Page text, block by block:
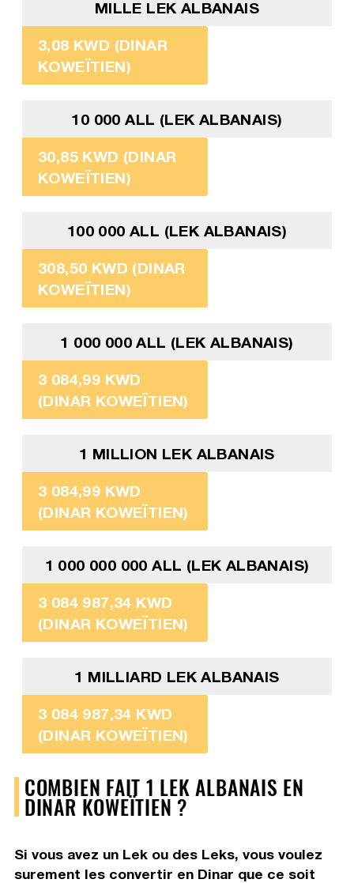
MILLE LEK ALBANAIS
3,08 KWD (DINAR
KOWEÏTIEN)
10 000 ALL (LEK ALBANAIS)
30,85 KWD (DINAR
KOWEÏTIEN)
100 000 ALL (LEK ALBANAIS)
308,50 KWD (DINAR
KOWEÏTIEN)
1 000 000 ALL (LEK ALBANAIS)
3 084,99 KWD
(DINAR KOWEÏTIEN)
1 MILLION LEK ALBANAIS
3 084,99 KWD
(DINAR KOWEÏTIEN)
1 000 000 000 ALL (LEK ALBANAIS)
3 084 987,34 KWD
(DINAR KOWEÏTIEN)
1 MILLIARD LEK ALBANAIS
3 084 987,34 KWD
(DINAR KOWEÏTIEN)
COMBIEN FAIT 1 LEK ALBANAIS EN
DINAR KOWEÏTIEN ?
Si vous avez un Lek ou des Leks, vous voulez
surement les convertir en Dinar que ce soit